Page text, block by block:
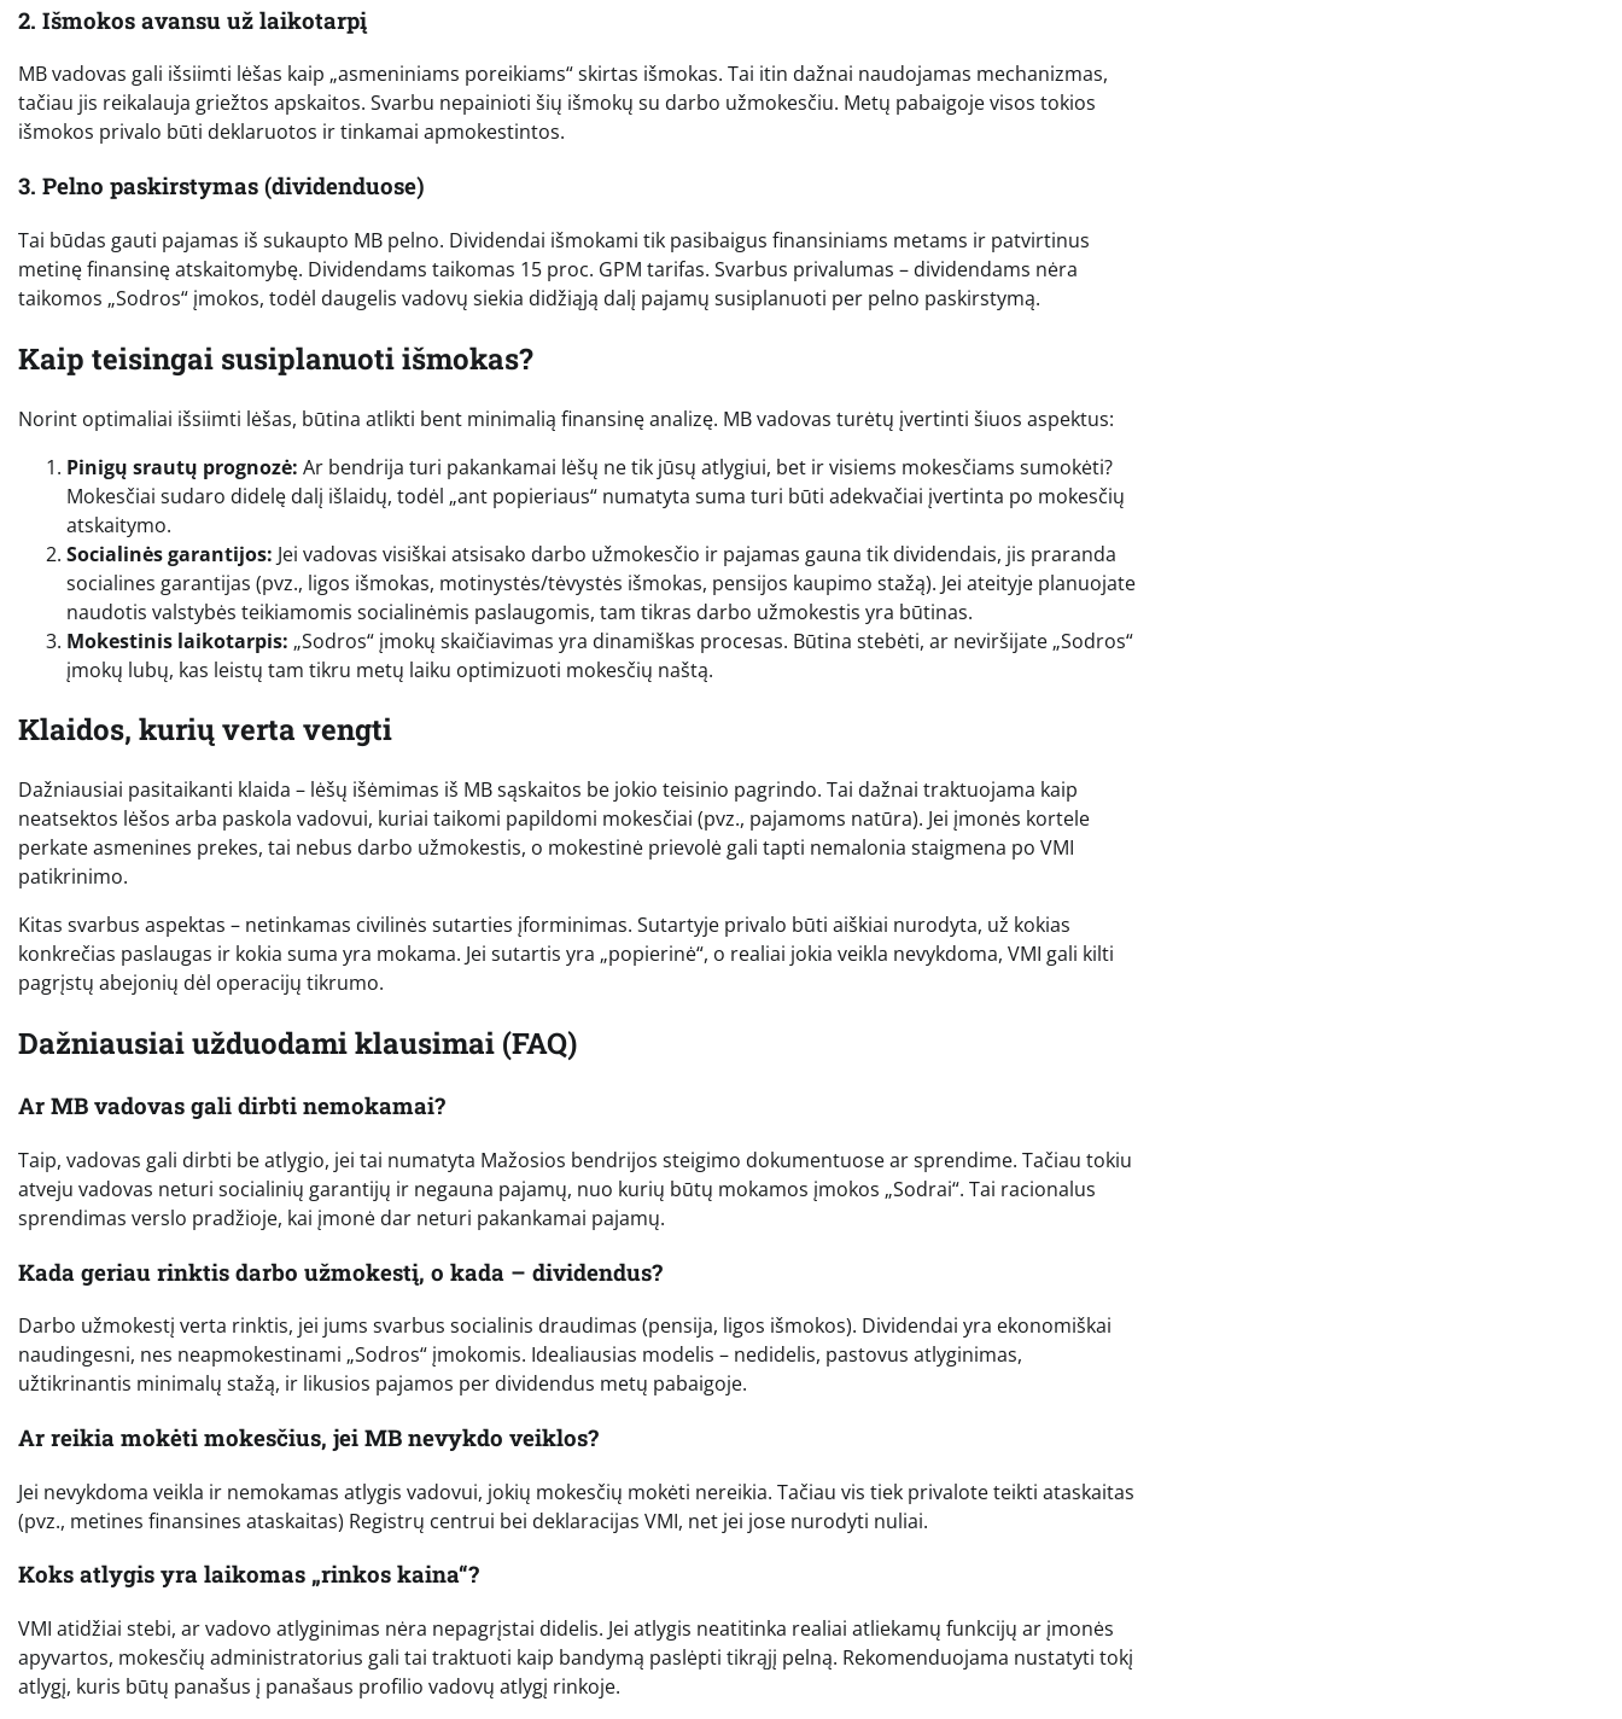
2. Išmokos avansu už laikotarpį
MB vadovas gali išsiimti lėšas kaip „asmeniniams poreikiams“ skirtas išmokas. Tai itin dažnai naudojamas mechanizmas,
tačiau jis reikalauja griežtos apskaitos. Svarbu nepainioti šių išmokų su darbo užmokesčiu. Metų pabaigoje visos tokios
išmokos privalo būti deklaruotos ir tinkamai apmokestintos.
3. Pelno paskirstymas (dividenduose)
Tai būdas gauti pajamas iš sukaupto MB pelno. Dividendai išmokami tik pasibaigus finansiniams metams ir patvirtinus
metinę finansinę atskaitomybę. Dividendams taikomas 15 proc. GPM tarifas. Svarbus privalumas – dividendams nėra
taikomos „Sodros“ įmokos, todėl daugelis vadovų siekia didžiąją dalį pajamų susiplanuoti per pelno paskirstymą.
Kaip teisingai susiplanuoti išmokas?
Norint optimaliai išsiimti lėšas, būtina atlikti bent minimalią finansinę analizę. MB vadovas turėtų įvertinti šiuos aspektus:
Pinigų srautų prognozė: Ar bendrija turi pakankamai lėšų ne tik jūsų atlygiui, bet ir visiems mokesčiams sumokėti?
Mokesčiai sudaro didelę dalį išlaidų, todėl „ant popieriaus“ numatyta suma turi būti adekvačiai įvertinta po mokesčių
atskaitymo.
Socialinės garantijos: Jei vadovas visiškai atsisako darbo užmokesčio ir pajamas gauna tik dividendais, jis praranda
socialines garantijas (pvz., ligos išmokas, motinystės/tėvystės išmokas, pensijos kaupimo stažą). Jei ateityje planuojate
naudotis valstybės teikiamomis socialinėmis paslaugomis, tam tikras darbo užmokestis yra būtinas.
Mokestinis laikotarpis: „Sodros“ įmokų skaičiavimas yra dinamiškas procesas. Būtina stebėti, ar neviršijate „Sodros“
įmokų lubų, kas leistų tam tikru metų laiku optimizuoti mokesčių naštą.
Klaidos, kurių verta vengti
Dažniausiai pasitaikanti klaida – lėšų išėmimas iš MB sąskaitos be jokio teisinio pagrindo. Tai dažnai traktuojama kaip
neatsektos lėšos arba paskola vadovui, kuriai taikomi papildomi mokesčiai (pvz., pajamoms natūra). Jei įmonės kortele
perkate asmenines prekes, tai nebus darbo užmokestis, o mokestinė prievolė gali tapti nemalonia staigmena po VMI
patikrinimo.
Kitas svarbus aspektas – netinkamas civilinės sutarties įforminimas. Sutartyje privalo būti aiškiai nurodyta, už kokias
konkrečias paslaugas ir kokia suma yra mokama. Jei sutartis yra „popierinė“, o realiai jokia veikla nevykdoma, VMI gali kilti
pagrįstų abejonių dėl operacijų tikrumo.
Dažniausiai užduodami klausimai (FAQ)
Ar MB vadovas gali dirbti nemokamai?
Taip, vadovas gali dirbti be atlygio, jei tai numatyta Mažosios bendrijos steigimo dokumentuose ar sprendime. Tačiau tokiu
atveju vadovas neturi socialinių garantijų ir negauna pajamų, nuo kurių būtų mokamos įmokos „Sodrai“. Tai racionalus
sprendimas verslo pradžioje, kai įmonė dar neturi pakankamai pajamų.
Kada geriau rinktis darbo užmokestį, o kada – dividendus?
Darbo užmokestį verta rinktis, jei jums svarbus socialinis draudimas (pensija, ligos išmokos). Dividendai yra ekonomiškai
naudingesni, nes neapmokestinami „Sodros“ įmokomis. Idealiausias modelis – nedidelis, pastovus atlyginimas,
užtikrinantis minimalų stažą, ir likusios pajamos per dividendus metų pabaigoje.
Ar reikia mokėti mokesčius, jei MB nevykdo veiklos?
Jei nevykdoma veikla ir nemokamas atlygis vadovui, jokių mokesčių mokėti nereikia. Tačiau vis tiek privalote teikti ataskaitas
(pvz., metines finansines ataskaitas) Registrų centrui bei deklaracijas VMI, net jei jose nurodyti nuliai.
Koks atlygis yra laikomas „rinkos kaina“?
VMI atidžiai stebi, ar vadovo atlyginimas nėra nepagrįstai didelis. Jei atlygis neatitinka realiai atliekamų funkcijų ar įmonės
apyvartos, mokesčių administratorius gali tai traktuoti kaip bandymą paslėpti tikrąjį pelną. Rekomenduojama nustatyti tokį
atlygį, kuris būtų panašus į panašaus profilio vadovų atlygį rinkoje.